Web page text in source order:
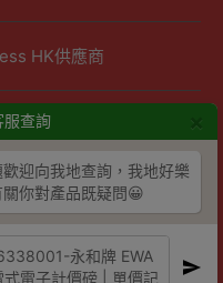
查詢
迎向我地查詢，我地好樂
你對產品既疑問😀
HK供應商
聲明
政策